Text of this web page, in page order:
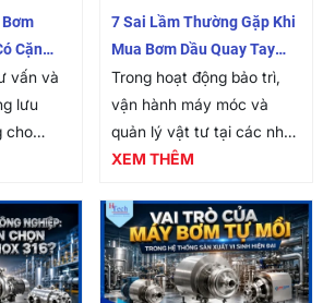
Bơm
Cặn
vấn và
lưu
cho
sản
mà
7 Sai Lầm Thường Gặp Khi
Mua Bơm Dầu Quay Tay
Cho Thùng Phuy 200L
Trong hoạt động bảo trì,
vận hành máy móc và
quản lý vật tư tại các nhà
máy sản xuất, việc sang
và chất bôi trơn từ các
bơm...
XEM THÊM